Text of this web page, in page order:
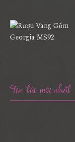
Tin tức mới nhất